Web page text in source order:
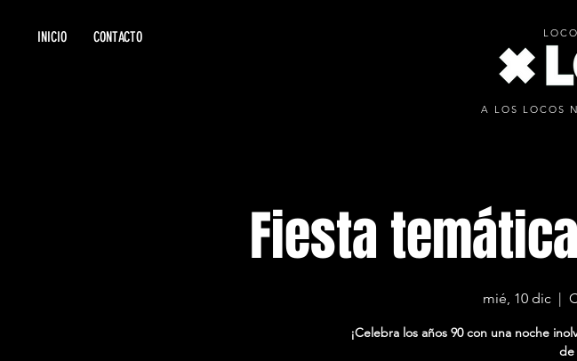
INICIO CONTACTO
A LOS LOCOS
Fiesta
mié, 10 dic
  |
¡Celebra los años 90 con una noche
de